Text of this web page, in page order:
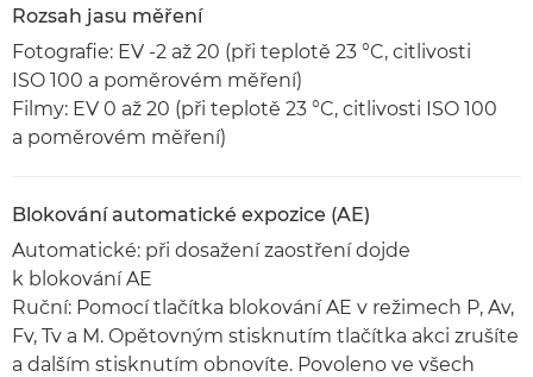
Rozsah jasu měření
Fotografie: EV -2 až 20 (při teplotě 23 °C, citlivosti
ISO 100 a poměrovém měření)
Filmy: EV 0 až 20 (při teplotě 23 °C, citlivosti ISO 100
a poměrovém měření)
Blokování automatické expozice (AE)
Automatické: při dosažení zaostření dojde
k blokování AE
Ruční: Pomocí tlačítka blokování AE v režimech P, Av,
Fv, Tv a M. Opětovným stisknutím tlačítka akci zrušíte
a dalším stisknutím obnovíte. Povoleno ve všech